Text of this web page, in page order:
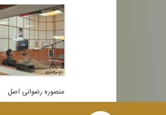
منصوره رضوانی اصل